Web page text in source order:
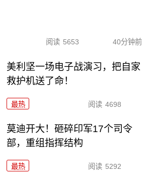
阅读 5653 40分钟前
美利坚一场电子战演习，把自家
救护机送了命！
最热 阅读 4698
莫迪开大！砸碎印军17个司令
部，重组指挥结构
最热 阅读 5292